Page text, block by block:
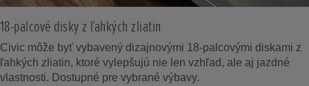
18-palcové disky z ľahkých zliatin
Civic môže byť vybavený dizajnovými 18-palcovými diskami z
ľahkých zliatin, ktoré vylepšujú nie len vzhľad, ale aj jazdné
vlastnosti. Dostupné pre vybrané výbavy.